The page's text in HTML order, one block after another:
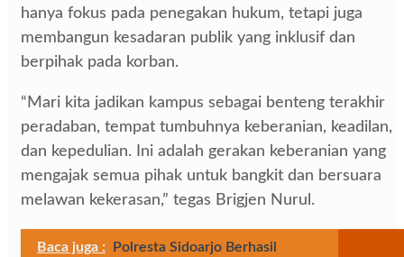
hanya fokus pada penegakan hukum, tetapi juga
membangun kesadaran publik yang inklusif dan
berpihak pada korban.
“Mari kita jadikan kampus sebagai benteng terakhir
peradaban, tempat tumbuhnya keberanian, keadilan,
dan kepedulian. Ini adalah gerakan keberanian yang
mengajak semua pihak untuk bangkit dan bersuara
melawan kekerasan,” tegas Brigjen Nurul.
Baca juga : Polresta Sidoarjo Berhasil